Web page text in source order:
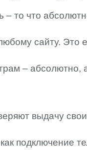
– то что
сайту. Это
– абсолютно,
выдачу
подключение